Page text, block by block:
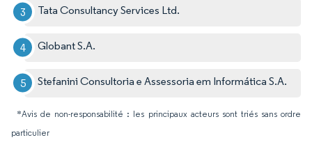
Tata Consultancy Services Ltd.
Globant S.A.
Stefanini Consultoria e Assessoria em Informática S.A.
*Avis de non-responsabilité : les principaux acteurs sont triés sans ordre
particulier